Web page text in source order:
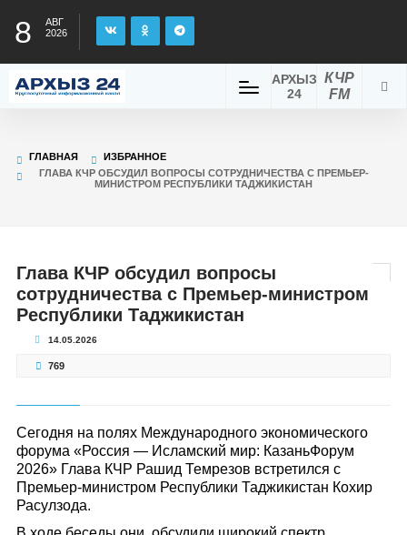
8
АВГ
2026
КЧР
FM
АРХЫЗ
24
ГЛАВНАЯ
ИЗБРАННОЕ
ГЛАВА КЧР ОБСУДИЛ ВОПРОСЫ СОТРУДНИЧЕСТВА С ПРЕМЬЕР-
МИНИСТРОМ РЕСПУБЛИКИ ТАДЖИКИСТАН
Глава КЧР обсудил вопросы
сотрудничества с Премьер-министром
Республики Таджикистан
14.05.2026
769
Сегодня на полях Международного экономического
форума «Россия — Исламский мир: КазаньФорум
2026» Глава КЧР Рашид Темрезов встретился с
Премьер-министром Республики Таджикистан Кохир
Расулзода.